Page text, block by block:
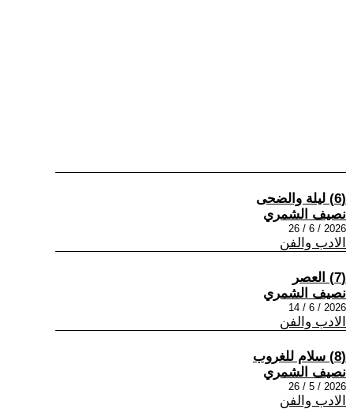
(6) ليلة والضحى
نصيف الشمري
2026 / 6 / 26
الادب والفن
(7) العصر
نصيف الشمري
2026 / 6 / 14
الادب والفن
(8) سلام للغروب
نصيف الشمري
2026 / 5 / 26
الادب والفن